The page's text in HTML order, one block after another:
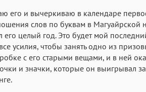
его и вычеркиваю в календаре
слов по буквам в Магуайрской
его целый год. Это будет мой
усилия, чтобы занять одно из
с его старыми вещами, и в ней
и значки, которые он выигрывал